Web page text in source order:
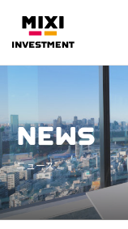
投資方針
メッセージ
ポートフォリオ
NEWS
ニュース